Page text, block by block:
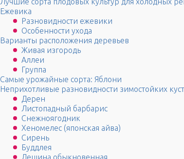
Ежевика
Разновидности ежевики
Особенности ухода
Варианты расположения деревьев
Живая изгородь
Аллеи
Группа
Самые урожайные сорта: Яблони
Неприхотливые разновидности зимостойких
Дерен
Листопадный барбарис
Снежноягодник
Хеномелес (японская айва)
Сирень
Буддлея
Лещина обыкновенная